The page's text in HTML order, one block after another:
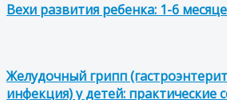
Вехи развития ребенка: 1-6
Желудочный грипп
инфекция) у детей: практические